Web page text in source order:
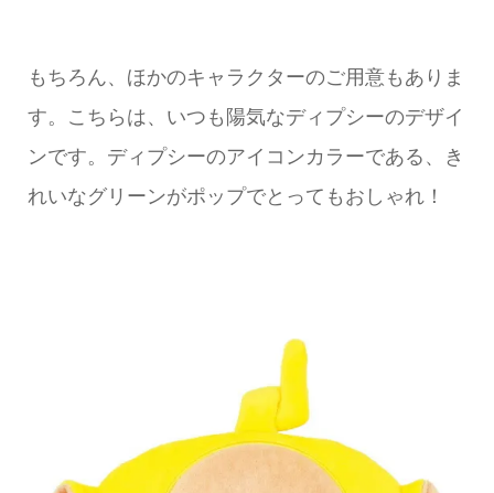
もちろん、ほかのキャラクターのご用意もありま
す。こちらは、いつも陽気なディプシーのデザイ
ンです。ディプシーのアイコンカラーである、き
れいなグリーンがポップでとってもおしゃれ！